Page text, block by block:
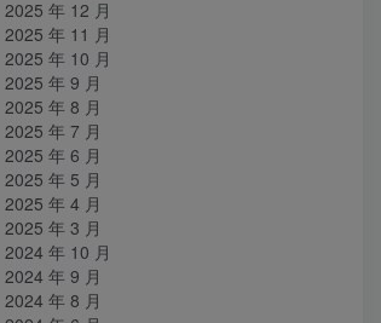
2025 年 12 月
2025 年 11 月
2025 年 10 月
2025 年 9 月
2025 年 8 月
2025 年 7 月
2025 年 6 月
2025 年 5 月
2025 年 4 月
2025 年 3 月
2024 年 10 月
2024 年 9 月
2024 年 8 月